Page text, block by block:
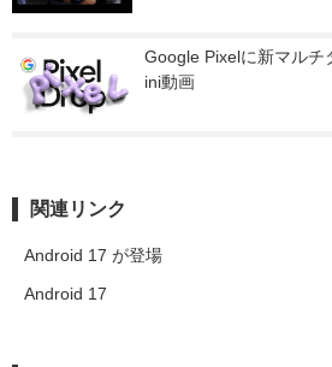
Google Pixelに新マルチ
ini動画
関連リンク
Android 17 が登場
Android 17